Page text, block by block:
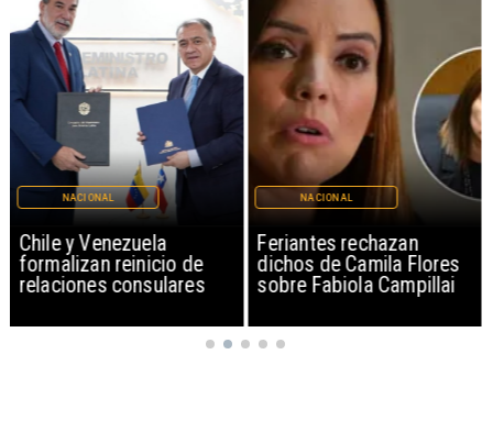
Chile y Venezuela
formalizan reinicio de
relaciones consulares
NACIONAL
Feriantes rechazan
dichos de Camila Flores
sobre Fabiola Campillai
NACIONAL